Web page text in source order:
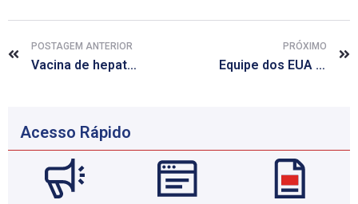
POSTAGEM ANTERIOR
Vacina de hepatite A passa a ser oferecida em todo o país este mês
PRÓXIMO
Equipe dos EUA anuncia nome do remédio experimental usado para tratar ebola
Acesso Rápido